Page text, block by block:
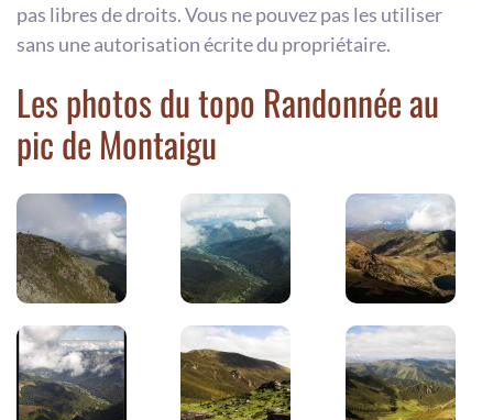
pas libres de droits. Vous ne pouvez pas les utiliser
sans une autorisation écrite du propriétaire.
Les photos du topo Randonnée au
pic de Montaigu